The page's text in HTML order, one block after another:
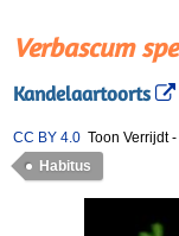
Verbascum
Kandelaartoorts
CC BY 4.0 Toon Verrijdt-
Habitus